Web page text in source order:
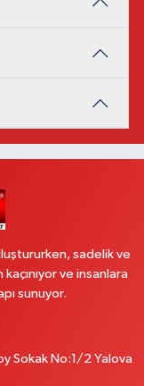
sadelik ve
ve insanlara
sunuyor.
Sokak No:1/2 Yalova